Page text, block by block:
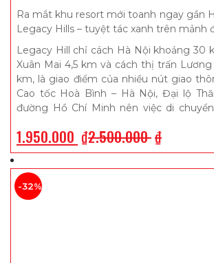
Ra mắt khu resort mới toanh ngay gần
Legacy Hills – tuyệt tác xanh trên mảnh
Legacy Hill chỉ cách Hà Nội khoảng 30
Xuân Mai 4,5 km và cách thị trấn
km, là giao điểm của nhiều nút giao
Cao tốc Hoà Bình – Hà Nội, Đại lộ
đường Hồ Chí Minh nên việc di
Hill đẹp xinh, tươi mát ẩn mình nơi thiên
với những dãy núi thấp chạy dài xen kẽ
động đa dạng. Chính vì địa chất địa
Legacy Hill sở hữu nhiều khe suối, hồ tự
tạo điệp trùng xanh tươi.
1.950.000 ₫2.500.000₫
-32%